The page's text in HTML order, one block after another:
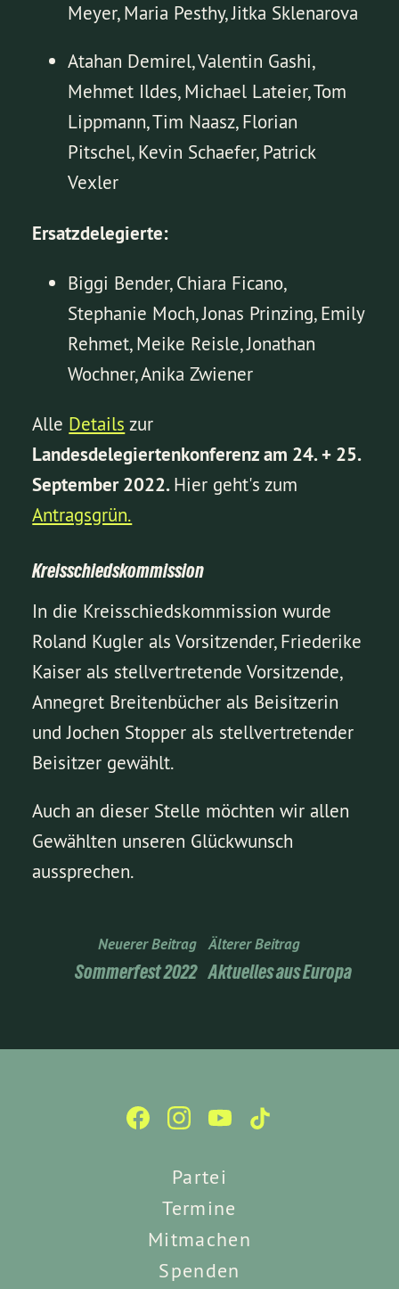
Meyer, Maria Pesthy, Jitka Sklenarova
Atahan Demirel, Valentin Gashi,
Mehmet Ildes, Michael Lateier, Tom
Lippmann, Tim Naasz, Florian
Pitschel, Kevin Schaefer, Patrick
Vexler
Ersatzdelegierte:
Biggi Bender, Chiara Ficano,
Stephanie Moch, Jonas Prinzing, Emily
Rehmet, Meike Reisle, Jonathan
Wochner, Anika Zwiener
Alle Details zur
Landesdelegiertenkonferenz am 24. + 25.
September 2022.Hier geht's zum
Antragsgrün.
Kreisschiedskommission
In die Kreisschiedskommission wurde
Roland Kugler als Vorsitzender, Friederike
Kaiser als stellvertretende Vorsitzende,
Annegret Breitenbücher als Beisitzerin
und Jochen Stopper als stellvertretender
Beisitzer gewählt.
Auch an dieser Stelle möchten wir allen
Gewählten unseren Glückwunsch
aussprechen.
Neuerer Beitrag
Sommerfest 2022
Älterer Beitrag
Aktuelles aus Europa
Partei
Termine
Mitmachen
Spenden